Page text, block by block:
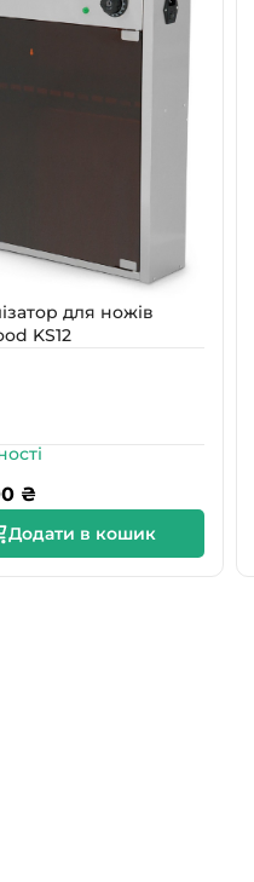
для ножів
KS12
₴
Додати в кошик